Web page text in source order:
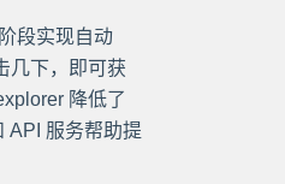
段实现自动
几下，即可获
降低了
API 服务帮助提